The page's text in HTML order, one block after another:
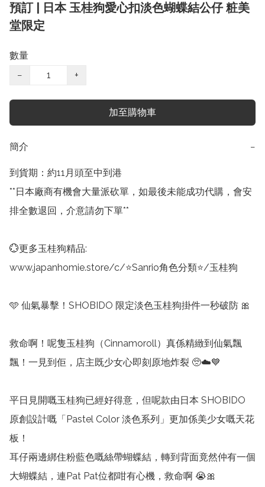
預訂 | 日本 玉桂狗愛心扣淡色蝴蝶結公仔 粧美
堂限定
數量
−
+
加至購物車
簡介 −
到貨期：約11月頭至中到港
**日本廠商有機會大量派砍單，如最後未能成功代購，會安
排全數退回，介意請勿下單**
💮更多玉桂狗精品:
www.japanhomie.store/c/⭐Sanrio角色分類⭐/玉桂狗
🩵 仙氣暴擊！SHOBIDO 限定淡色玉桂狗掛件一秒破防 🎀
救命啊！呢隻玉桂狗（Cinnamoroll）真係精緻到仙氣飄
飄！一見到佢，店主既少女心即刻原地炸裂 🥺☁️💙
平日見開嘅玉桂狗已經好得意，但呢款由日本 SHOBIDO
原創設計嘅「Pastel Color 淡色系列」更加係美少女嘅天花
板！
耳仔兩邊綁住粉藍色嘅絲帶蝴蝶結，轉到背面竟然仲有一個
大蝴蝶結，連Pat Pat位都咁有心機，救命啊 😭🎀